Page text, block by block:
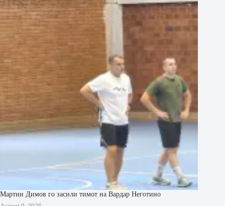
Мартин Димов го засили тимот на Вардар Неготино